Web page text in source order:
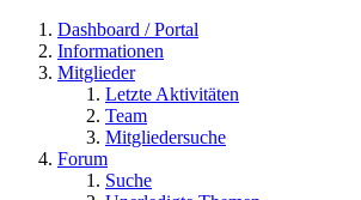
Dashboard / Portal
Informationen
Mitglieder
Letzte Aktivitäten
Team
Mitgliedersuche
Forum
Suche